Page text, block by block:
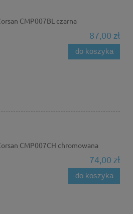
CMP007BL czarna
87,00 zł
do koszyka
CMP007CH chromowana
74,00 zł
do koszyka